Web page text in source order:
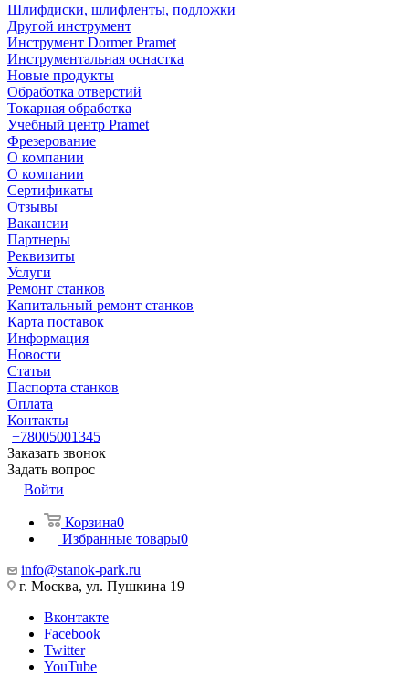
Шлифдиски, шлифленты, подложки
Другой инструмент
Инструмент Dormer Pramet
Инструментальная оснастка
Новые продукты
Обработка отверстий
Токарная обработка
Учебный центр Pramet
Фрезерование
О компании
О компании
Сертификаты
Отзывы
Вакансии
Партнеры
Реквизиты
Услуги
Ремонт станков
Капитальный ремонт станков
Карта поставок
Информация
Новости
Статьи
Паспорта станков
Оплата
Контакты
+78005001345
Заказать звонок
Задать вопрос
Войти
Корзина0
Избранные товары0
info@stanok-park.ru
г. Москва, ул. Пушкина 19
Вконтакте
Facebook
Twitter
YouTube